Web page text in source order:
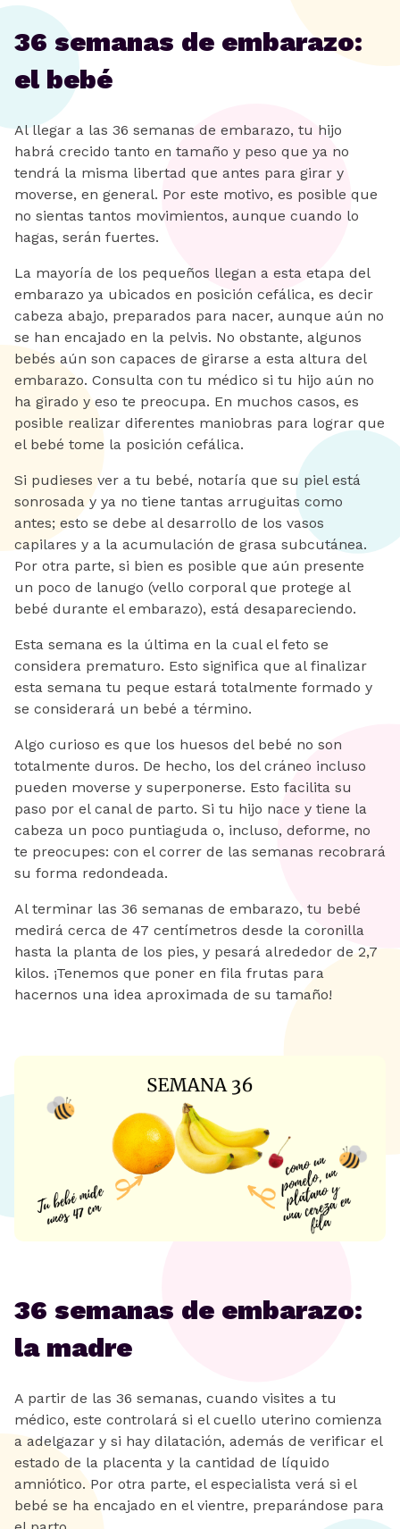
36 semanas de embarazo:
el bebé
Al llegar a las 36 semanas de embarazo, tu hijo
habrá crecido tanto en tamaño y peso que ya no
tendrá la misma libertad que antes para girar y
moverse, en general. Por este motivo, es posible que
no sientas tantos movimientos, aunque cuando lo
hagas, serán fuertes.
La mayoría de los pequeños llegan a esta etapa del
embarazo ya ubicados en posición cefálica, es decir
cabeza abajo, preparados para nacer, aunque aún no
se han encajado en la pelvis. No obstante, algunos
bebés aún son capaces de girarse a esta altura del
embarazo. Consulta con tu médico si tu hijo aún no
ha girado y eso te preocupa. En muchos casos, es
posible realizar diferentes maniobras para lograr que
el bebé tome la posición cefálica.
Si pudieses ver a tu bebé, notaría que su piel está
sonrosada y ya no tiene tantas arruguitas como
antes; esto se debe al desarrollo de los vasos
capilares y a la acumulación de grasa subcutánea.
Por otra parte, si bien es posible que aún presente
un poco de lanugo (vello corporal que protege al
bebé durante el embarazo), está desapareciendo.
Esta semana es la última en la cual el feto se
considera prematuro. Esto significa que al finalizar
esta semana tu peque estará totalmente formado y
se considerará un bebé a término.
Algo curioso es que los huesos del bebé no son
totalmente duros. De hecho, los del cráneo incluso
pueden moverse y superponerse. Esto facilita su
paso por el canal de parto. Si tu hijo nace y tiene la
cabeza un poco puntiaguda o, incluso, deforme, no
te preocupes: con el correr de las semanas recobrará
su forma redondeada.
Al terminar las 36 semanas de embarazo, tu bebé
medirá cerca de 47 centímetros desde la coronilla
hasta la planta de los pies, y pesará alrededor de 2,7
kilos. ¡Tenemos que poner en fila frutas para
hacernos una idea aproximada de su tamaño!
36 semanas de embarazo:
la madre
A partir de las 36 semanas, cuando visites a tu
médico, este controlará si el cuello uterino comienza
a adelgazar y si hay dilatación, además de verificar el
estado de la placenta y la cantidad de líquido
amniótico. Por otra parte, el especialista verá si el
bebé se ha encajado en el vientre, preparándose para